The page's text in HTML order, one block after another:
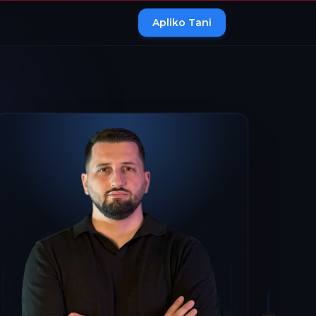
Apliko Tani